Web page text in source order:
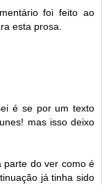
foi feito ao
esta prosa.
é se por um texto
mas isso deixo
parte do ver como é
já tinha sido